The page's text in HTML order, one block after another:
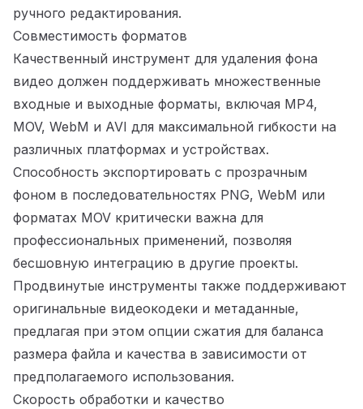
ручного редактирования.
Совместимость форматов
Качественный инструмент для удаления фона
видео должен поддерживать множественные
входные и выходные форматы, включая MP4,
MOV, WebM и AVI для максимальной гибкости на
различных платформах и устройствах.
Способность экспортировать с прозрачным
фоном в последовательностях PNG, WebM или
форматах MOV критически важна для
профессиональных применений, позволяя
бесшовную интеграцию в другие проекты.
Продвинутые инструменты также поддерживают
оригинальные видеокодеки и метаданные,
предлагая при этом опции сжатия для баланса
размера файла и качества в зависимости от
предполагаемого использования.
Скорость обработки и качество